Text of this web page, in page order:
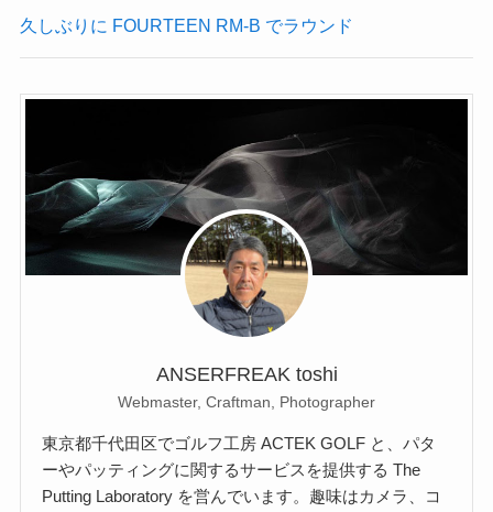
久しぶりに FOURTEEN RM-B でラウンド
ANSERFREAK toshi
Webmaster, Craftman, Photographer
東京都千代田区でゴルフ工房 ACTEK GOLF と、パタ
ーやパッティングに関するサービスを提供する The
Putting Laboratory を営んでいます。趣味はカメラ、コ